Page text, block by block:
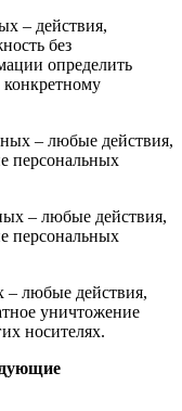
– действия,
без
определить
– любые действия,
персональных
– любые действия,
персональных
– любые действия,
уничтожение
носителях.